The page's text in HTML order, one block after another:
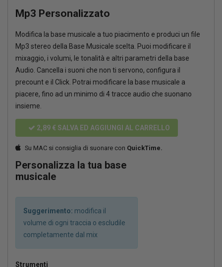
Mp3 Personalizzato
Modifica la base musicale a tuo piacimento e produci un file
Mp3 stereo della Base Musicale scelta. Puoi modificare il
mixaggio, i volumi, le tonalità e altri parametri della base
Audio. Cancella i suoni che non ti servono, configura il
precount e il Click. Potrai modificare la base musicale a
piacere, fino ad un minimo di 4 tracce audio che suonano
insieme.
2,89 € SALVA ED AGGIUNGI AL CARRELLO
Su MAC si consiglia di suonare con QuickTime.
Personalizza la tua base
musicale
Suggerimento: modifica il
volume di ogni traccia o escludile
completamente dal mix
Strumenti